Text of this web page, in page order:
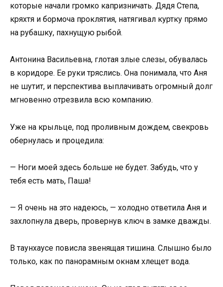
которые начали громко капризничать. Дядя Степа,
кряхтя и бормоча проклятия, натягивал куртку прямо
на рубашку, пахнущую рыбой.
Антонина Васильевна, глотая злые слезы, обувалась
в коридоре. Ее руки тряслись. Она понимала, что Аня
не шутит, и перспектива выплачивать огромный долг
мгновенно отрезвила всю компанию.
Уже на крыльце, под проливным дождем, свекровь
обернулась и процедила:
— Ноги моей здесь больше не будет. Забудь, что у
тебя есть мать, Паша!
— Я очень на это надеюсь, — холодно ответила Аня и
захлопнула дверь, провернув ключ в замке дважды.
В таунхаусе повисла звенящая тишина. Слышно было
только, как по панорамным окнам хлещет вода.